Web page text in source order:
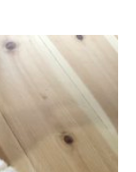
方